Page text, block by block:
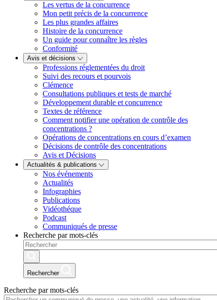
Les vertus de la concurrence
Mon petit précis de la concurrence
Les plus grandes affaires
Histoire de la concurrence
Un guide pour connaître les règles
Conformité
Avis et décisions
Professions réglementées du droit
Suivi des recours et pourvois
Clémence
Consultations publiques et tests de marché
Développement durable et concurrence
Textes de référence
Comment notifier une opération de contrôle des
concentrations ?
Opérations de concentrations en cours d’examen
Décisions de contrôle des concentrations
Avis et Décisions
Actualités & publications
Nos événements
Actualités
Infographies
Publications
Vidéothéque
Podcast
Communiqués de presse
Recherche par mots-clés
Rechercher
Recherche par mots-clés